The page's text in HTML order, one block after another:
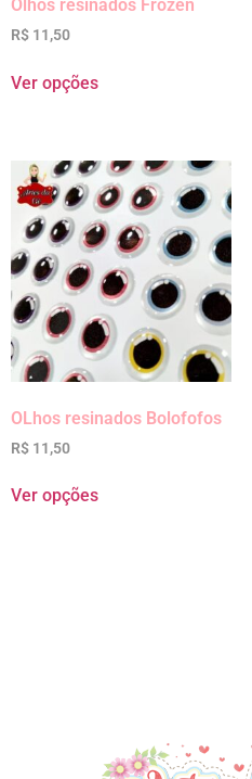
Olhos resinados Frozen
R$ 11,50
Ver opções
OLhos resinados Bolofofos
R$ 11,50
Ver opções